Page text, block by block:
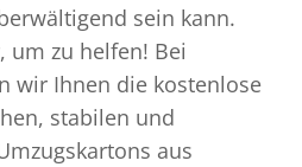
sein kann.
um zu helfen! Bei
wir Ihnen die kostenlose
stabilen und
aus